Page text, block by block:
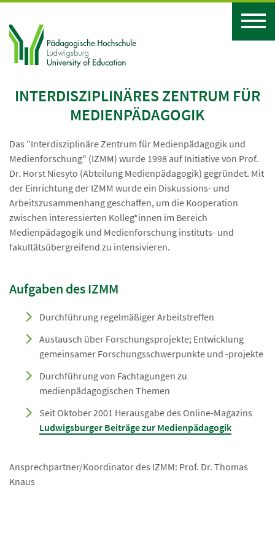
INTERDISZIPLINÄRES ZENTRUM FÜR
MEDIENPÄDAGOGIK
Das "Interdisziplinäre Zentrum für Medienpädagogik und
Medienforschung" (IZMM) wurde 1998 auf Initiative von Prof.
Dr. Horst Niesyto (Abteilung Medienpädagogik) gegründet. Mit
der Einrichtung der IZMM wurde ein Diskussions- und
Arbeitszusammenhang geschaffen, um die Kooperation
zwischen interessierten Kolleg*innen im Bereich
Medienpädagogik und Medienforschung instituts- und
fakultätsübergreifend zu intensivieren.
Aufgaben des IZMM
Durchführung regelmäßiger Arbeitstreffen
Austausch über Forschungsprojekte; Entwicklung
gemeinsamer Forschungsschwerpunkte und -projekte
Durchführung von Fachtagungen zu
medienpädagogischen Themen
Seit Oktober 2001 Herausgabe des Online-Magazins
Ludwigsburger Beiträge zur Medienpädagogik
Ansprechpartner/Koordinator des IZMM: Prof. Dr. Thomas
Knaus